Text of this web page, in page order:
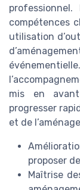
compétences
utilisation
mis en
progresser
et de
proposer
Maîtrise